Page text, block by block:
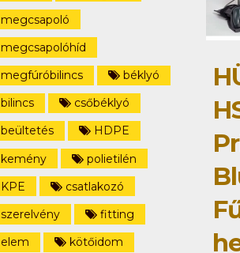
megcsapoló
megcsapolóhíd
megfúróbilincs
béklyó
bilincs
csőbéklyó
beültetés
HDPE
kemény
polietilén
KPE
csatlakozó
szerelvény
fitting
elem
kötőidom